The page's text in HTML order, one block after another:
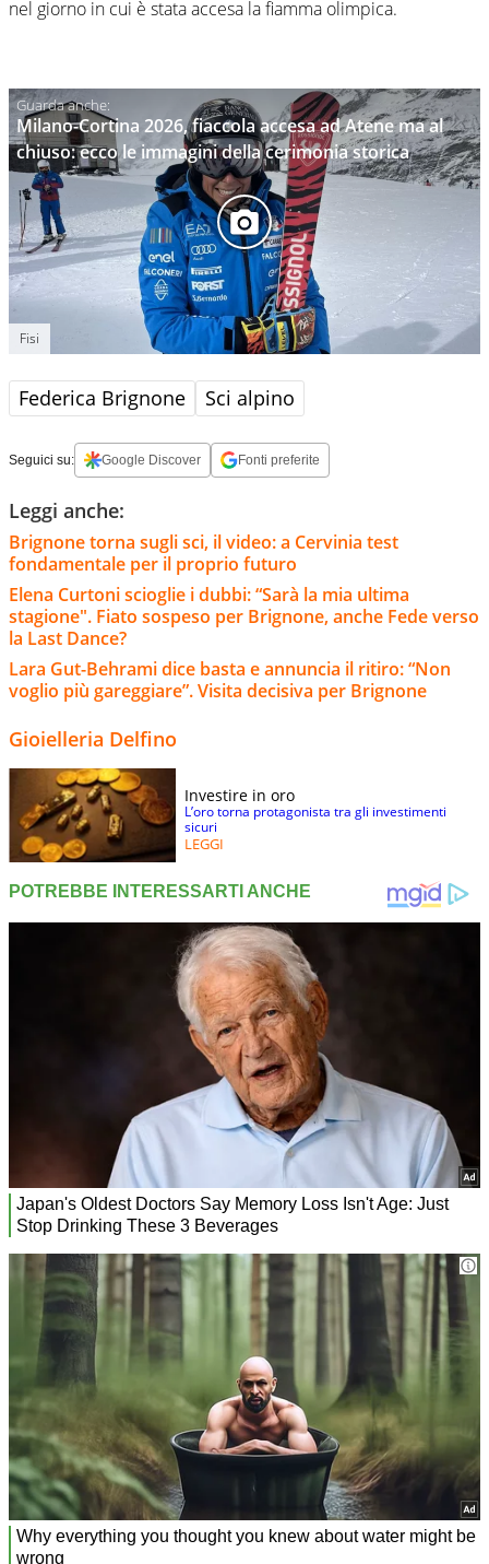
nel giorno in cui è stata accesa la fiamma olimpica.
Milano-Cortina 2026, fiaccola accesa ad Atene ma al
chiuso: ecco le immagini della cerimonia storica
Fisi
Federica Brignone Sci alpino
Seguici su: Google Discover Fonti preferite
Leggi anche:
Brignone torna sugli sci, il video: a Cervinia test
fondamentale per il proprio futuro
Elena Curtoni scioglie i dubbi: “Sarà la mia ultima
stagione". Fiato sospeso per Brignone, anche Fede verso
la Last Dance?
Lara Gut-Behrami dice basta e annuncia il ritiro: “Non
voglio più gareggiare”. Visita decisiva per Brignone
Gioielleria Delfino
Investire in oro
L’oro torna protagonista tra gli investimenti
sicuri
LEGGI